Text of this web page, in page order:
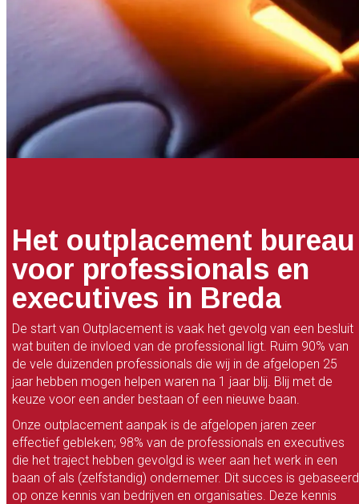
Het outplacement bureau
voor professionals en
executives in Breda
De start van Outplacement is vaak het gevolg van een besluit
wat buiten de invloed van de professional ligt. Ruim 90% van
de vele duizenden professionals die wij in de afgelopen 25
jaar hebben mogen helpen waren na 1 jaar blij. Blij met de
keuze voor een ander bestaan of een nieuwe baan.
Onze outplacement aanpak is de afgelopen jaren zeer
effectief gebleken; 98% van de professionals en executives
die het traject hebben gevolgd is weer aan het werk in een
baan of als (zelfstandig) ondernemer. Dit succes is gebaseerd
op onze kennis van bedrijven en organisaties. Deze kennis